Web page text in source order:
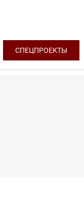
СПЕЦПРОЕКТЫ